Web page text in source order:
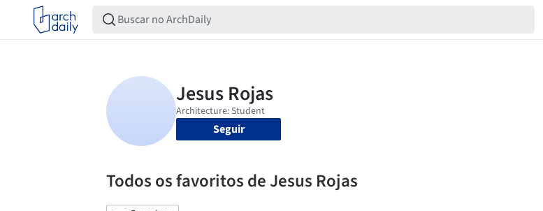
Seguir
Todos os favoritos de Jesus Rojas